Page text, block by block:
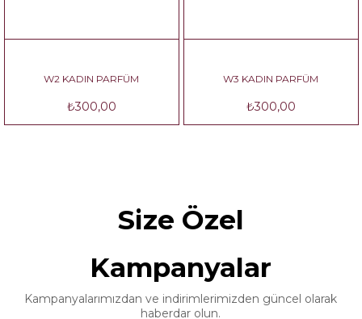
W2 KADIN PARFÜM
₺300,00
W3 KADIN PARFÜM
₺300,00
Size Özel
Kampanyalar
Kampanyalarımızdan ve indirimlerimizden güncel olarak
haberdar olun.